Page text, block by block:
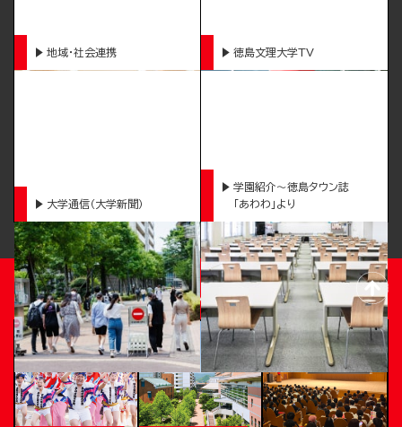
地域・社会連携 徳島文理大学TV
大学通信（大学新聞）
学園紹介～徳島タウン誌
「あわわ」より
TOKUSHIMA BUNRI UNIVERSITY